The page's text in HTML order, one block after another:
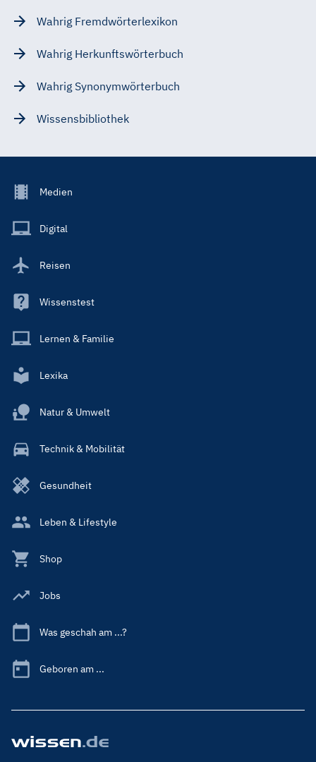
Wahrig Fremdwörterlexikon
Wahrig Herkunftswörterbuch
Wahrig Synonymwörterbuch
Wissensbibliothek
Footer
Main
Medien
Digital
Reisen
Wissenstest
Lernen & Familie
Lexika
Natur & Umwelt
Technik & Mobilität
Gesundheit
Leben & Lifestyle
Shop
Jobs
Was geschah am ...?
Geboren am ...